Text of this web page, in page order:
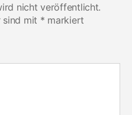
nicht veröffentlicht.
sind mit * markiert